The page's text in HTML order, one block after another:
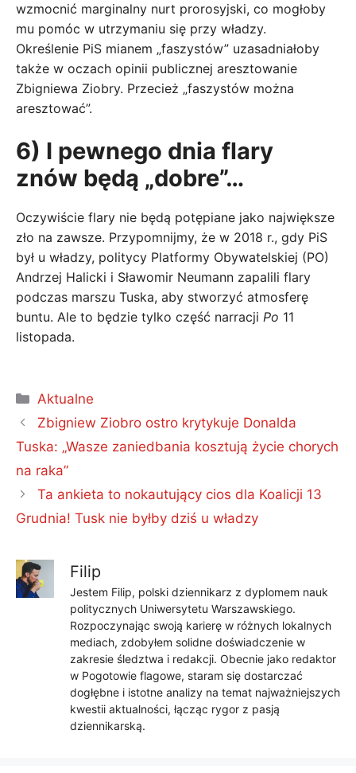
wzmocnić marginalny nurt prorosyjski, co mogłoby
mu pomóc w utrzymaniu się przy władzy.
Określenie PiS mianem „faszystów” uzasadniałoby
także w oczach opinii publicznej aresztowanie
Zbigniewa Ziobry. Przecież „faszystów można
aresztować”.
6) I pewnego dnia flary
znów będą „dobre”…
Oczywiście flary nie będą potępiane jako największe
zło na zawsze. Przypomnijmy, że w 2018 r., gdy PiS
był u władzy, politycy Platformy Obywatelskiej (PO)
Andrzej Halicki i Sławomir Neumann zapalili flary
podczas marszu Tuska, aby stworzyć atmosferę
buntu. Ale to będzie tylko część narracji Po 11
listopada.
Kategorie
Aktualne
Zbigniew Ziobro ostro krytykuje Donalda
Tuska: „Wasze zaniedbania kosztują życie chorych
na raka”
Ta ankieta to nokautujący cios dla Koalicji 13
Grudnia! Tusk nie byłby dziś u władzy
Filip
Jestem Filip, polski dziennikarz z dyplomem nauk
politycznych Uniwersytetu Warszawskiego.
Rozpoczynając swoją karierę w różnych lokalnych
mediach, zdobyłem solidne doświadczenie w
zakresie śledztwa i redakcji. Obecnie jako redaktor
w Pogotowie flagowe, staram się dostarczać
dogłębne i istotne analizy na temat najważniejszych
kwestii aktualności, łącząc rygor z pasją
dziennikarską.